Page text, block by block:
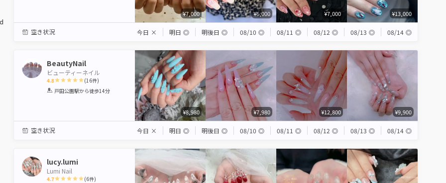
¥7,000 ¥6,000 ¥7,000 ¥13,000
空き状況 今日 × 明日 ◎ 明後日 ◎ 08/10 ◎ 08/11 ◎ 08/12 ◎ 08/13 ◎ 08/14 ◎
BeautyNail
ビューティーネイル
4.8
1 2 3 4 5
(16件)
戸田公園駅から徒歩14分
¥8,980 ¥7,980 ¥12,800 ¥9,900
空き状況 今日 × 明日 ◎ 明後日 ◎ 08/10 ◎ 08/11 ◎ 08/12 ◎ 08/13 ◎ 08/14 ◎
lucy.lumi
Lumi Nail
4.7 (6件)